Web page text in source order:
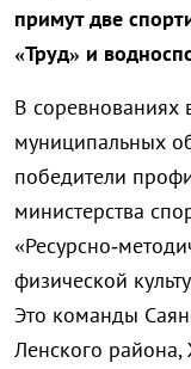
примут две
«Труд» и
В соревнованиях
муниципальных
победители
министерства
физической
Это команды
Ленского района,